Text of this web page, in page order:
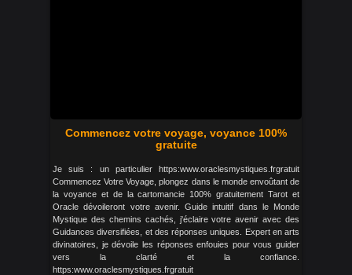
Commencez votre voyage, voyance 100%
gratuite
Je suis : un particulier https:www.oraclesmystiques.frgratuit
Commencez Votre Voyage, plongez dans le monde envoûtant de
la voyance et de la cartomancie 100% gratuitement Tarot et
Oracle dévoileront votre avenir. Guide intuitif dans le Monde
Mystique des chemins cachés, j'éclaire votre avenir avec des
Guidances diversifiées, et des réponses uniques. Expert en arts
divinatoires, je dévoile les réponses enfouies pour vous guider
vers la clarté et la confiance.
https:www.oraclesmystiques.frgratuit